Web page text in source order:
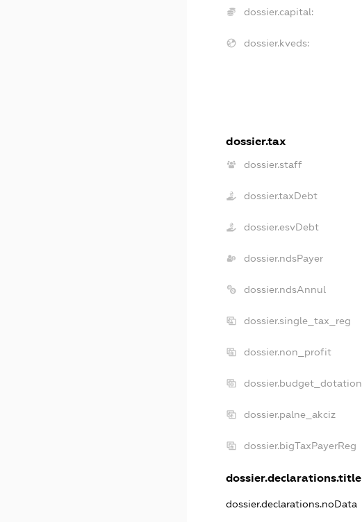
dossier.capital:
dossier.kveds:
dossier.tax
dossier.staff
dossier.taxDebt
dossier.esvDebt
dossier.ndsPayer
dossier.ndsAnnul
dossier.single_tax_reg
dossier.non_profit
dossier.budget_dotation
dossier.palne_akciz
dossier.bigTaxPayerReg
dossier.declarations.title
dossier.declarations.noData